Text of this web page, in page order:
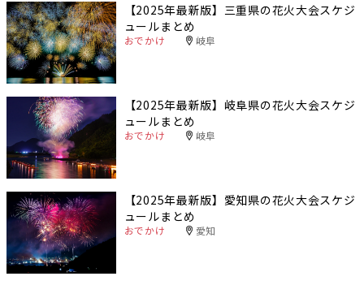
【2025年最新版】三重県の花火大会スケジ
ュールまとめ
おでかけ 岐阜
【2025年最新版】岐阜県の花火大会スケジ
ュールまとめ
おでかけ 岐阜
【2025年最新版】愛知県の花火大会スケジ
ュールまとめ
おでかけ 愛知